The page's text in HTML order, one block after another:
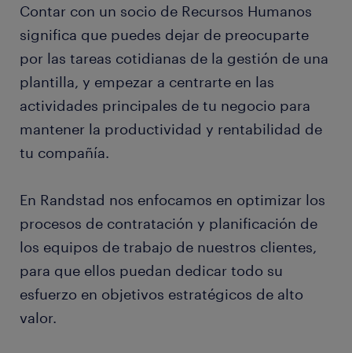
Contar con un socio de Recursos Humanos
significa que puedes dejar de preocuparte
por las tareas cotidianas de la gestión de una
plantilla, y empezar a centrarte en las
actividades principales de tu negocio para
mantener la productividad y rentabilidad de
tu compañía.
En Randstad nos enfocamos en optimizar los
procesos de contratación y planificación de
los equipos de trabajo de nuestros clientes,
para que ellos puedan dedicar todo su
esfuerzo en objetivos estratégicos de alto
valor.